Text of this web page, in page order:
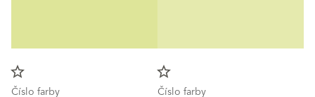
star_border
Číslo farby
star_border
Číslo farby